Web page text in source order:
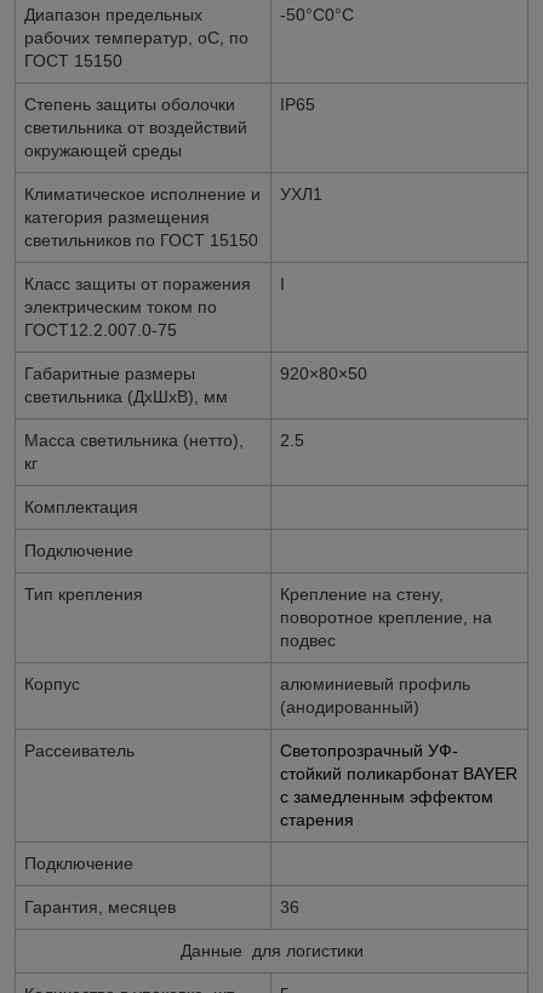
Диапазон предельных
рабочих температур,оС, по
ГОСТ 15150
-50°С0°C
Степень защиты оболочки
светильника от воздействий
окружающей среды
IP65
Климатическое исполнение и
категория размещения
светильников по ГОСТ 15150
УХЛ1
Класс защиты от поражения
электрическим током по
ГОСТ12.2.007.0-75
I
Габаритные размеры
светильника (ДхШхВ), мм
920×80×50
Масса светильника (нетто),
кг
2.5
Комплектация
Подключение
Тип крепления
Крепление на стену,
поворотное крепление, на
подвес
Корпус
алюминиевый профиль
(анодированный)
Рассеиватель
Светопрозрачный УФ-
стойкий поликарбонат BAYER
с замедленным эффектом
старения
Подключение
Гарантия, месяцев 36
Данные для логистики